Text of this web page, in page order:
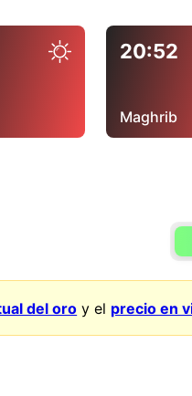
20:52
Maghrib
del oro y el precio en